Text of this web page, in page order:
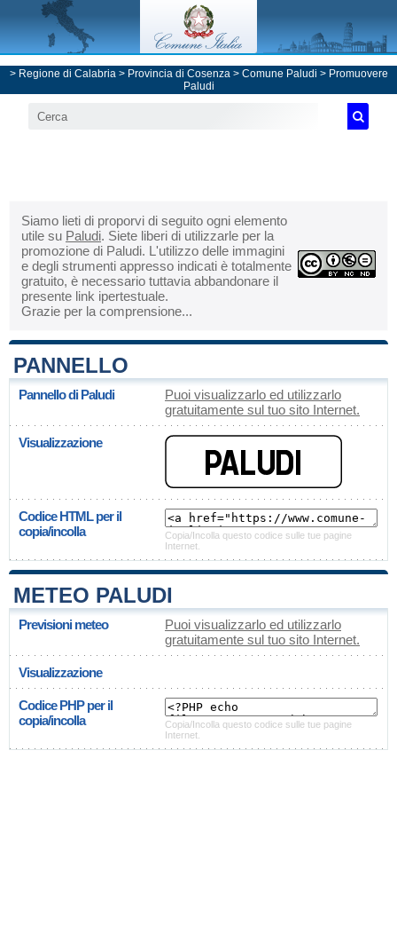
> Regione di Calabria> Provincia di Cosenza> Comune Paludi > Promuovere
Paludi
Siamo lieti di proporvi di seguito ogni elemento
utile su Paludi. Siete liberi di utilizzarle per la
promozione di Paludi. L'utilizzo delle immagini
e degli strumenti appresso indicati è totalmente
gratuito, è necessario tuttavia abbandonare il
presente link ipertestuale.
Grazie per la comprensione...
PANNELLO
Pannello di Paludi
Puoi visualizzarlo ed utilizzarlo
gratuitamente sul tuo sito Internet.
Visualizzazione
Codice HTML per il
copia/incolla
Copia/Incolla questo codice sulle tue pagine
Internet.
METEO PALUDI
Previsioni meteo
Puoi visualizzarlo ed utilizzarlo
gratuitamente sul tuo sito Internet.
Visualizzazione
Codice PHP per il
copia/incolla
Copia/Incolla questo codice sulle tue pagine
Internet.